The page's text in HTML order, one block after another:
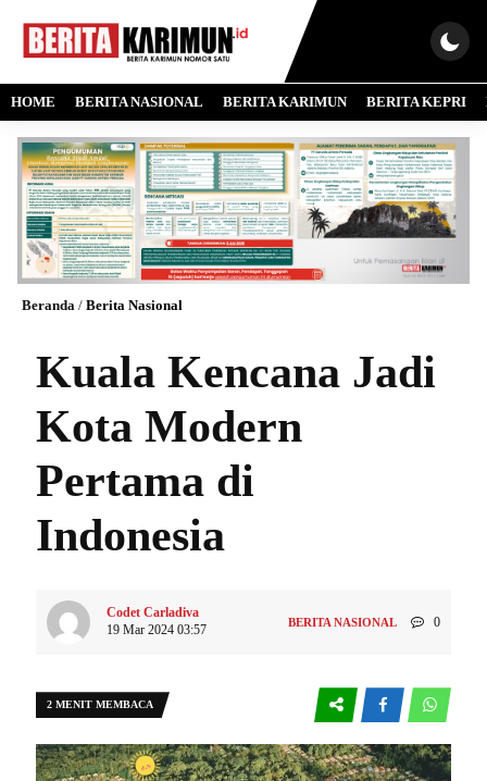
HOME BERITA NASIONAL BERITA KARIMUN BERITA KEPRI
Beranda / Berita Nasional
Kuala Kencana Jadi
Kota Modern
Pertama di
Indonesia
Codet Carladiva
19 Mar 2024 03:57
BERITA NASIONAL 0
2 MENIT MEMBACA